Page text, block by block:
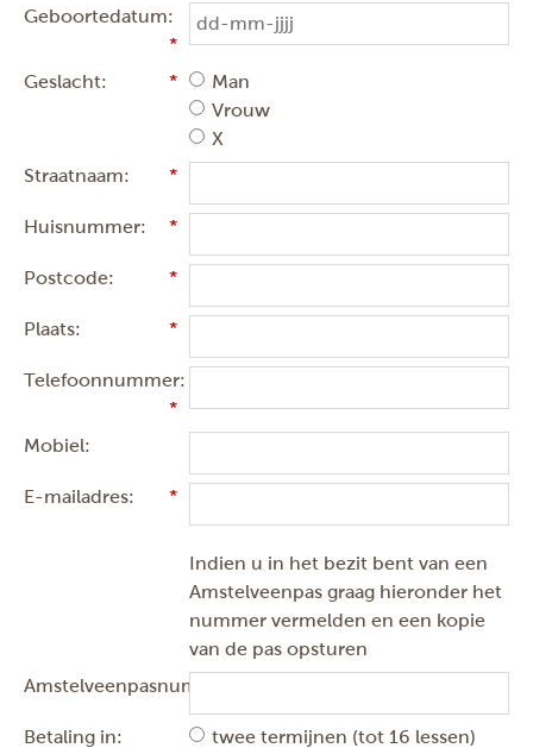
Geboortedatum:
Geslacht:
Man
Vrouw
X
Straatnaam:
Huisnummer:
Postcode:
Plaats:
Telefoonnummer:
Mobiel:
E-mailadres:
Indien u in het bezit bent van een
Amstelveenpas graag hieronder het
nummer vermelden en een kopie
van de pas opsturen
Amstelveenpasnummer:
Betaling in:
twee termijnen (tot 16 lessen)